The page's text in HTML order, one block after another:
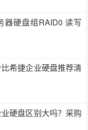
器硬盘组RAID0 读写
希捷企业硬盘推荐清
硬盘区别大吗？采购